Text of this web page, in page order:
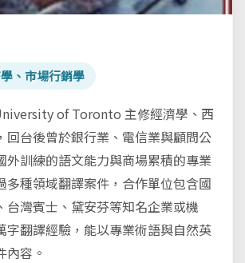
、市場行銷學
of Toronto 主修經濟學、西
回台後曾於銀行業、電信業與顧問公
外訓練的語文能力與商場累積的專業
多種領域翻譯案件，合作單位包含國
台灣賓士、黛安芬等知名企業或機
字翻譯經驗，能以專業術語與自然英
內容。